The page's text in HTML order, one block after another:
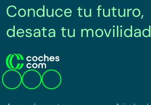
Conduce tu futuro,
desata tu movilidad